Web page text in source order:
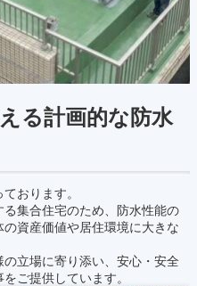
る計画的な防水
おります。
集合住宅のため、防水性能の
資産価値や居住環境に大きな
立場に寄り添い、安心・安全
ご提供しています。